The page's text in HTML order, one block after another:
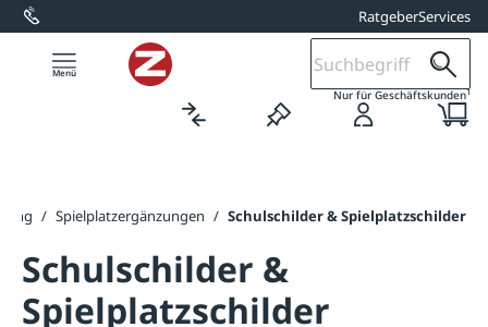
springen RatgeberServices
Nur für Geschäftskunden1
/ Spielplatzergänzungen / Schulschilder & Spielplatzschilder
Schulschilder &
Spielplatzschilder